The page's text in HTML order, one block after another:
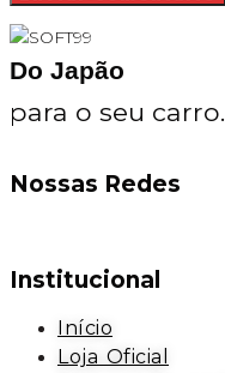
Do Japão
para o seu carro.
Nossas Redes
Institucional
Início
Loja Oficial